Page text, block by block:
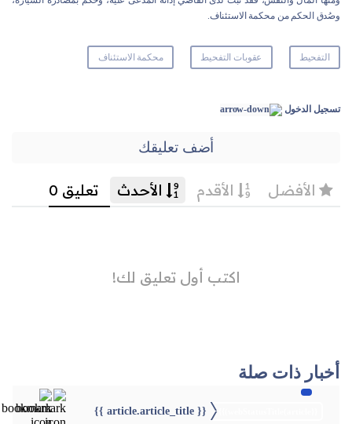
وصُدق الحكم من محكمة الاستئناف.
التفحيط عقوبات التفحيط محكمة الاستئناف
تسجيل الدخول
أضف تعليقك
أخبار ذات صلة
{{ article.article_title }}